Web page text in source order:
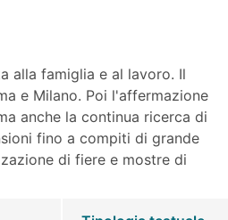
alla famiglia e al lavoro. Il
e Milano. Poi l'affermazione
anche la continua ricerca di
fino a compiti di grande
di fiere e mostre di